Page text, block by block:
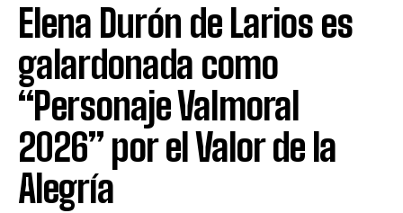
Elena Durón de Larios es
galardonada como
“Personaje Valmoral
2026” por el Valor de la
Alegría